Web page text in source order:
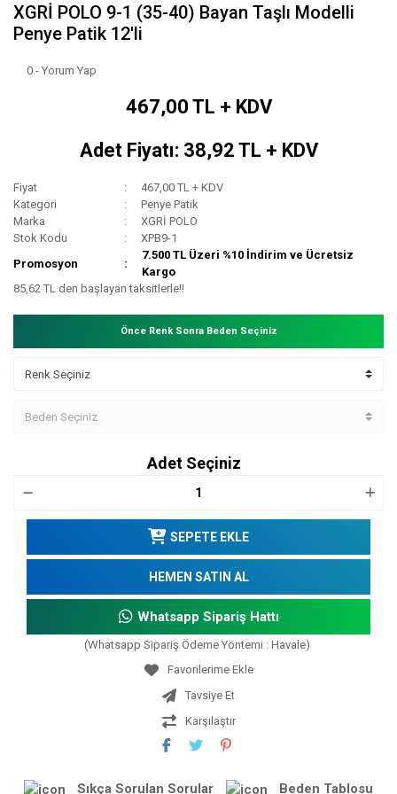
XGRİ POLO 9-1 (35-40) Bayan Taşlı Modelli
Penye Patik 12'li
0 - Yorum Yap
467,00 TL + KDV
Adet Fiyatı: 38,92 TL + KDV
Fiyat
467,00 TL + KDV
Kategori
Penye Patik
Marka
XGRİ POLO
Stok Kodu
XPB9-1
Promosyon
7.500 TL Üzeri %10 İndirim ve Ücretsiz
Kargo
85,62 TL den başlayan taksitlerle!!
Önce Renk Sonra Beden Seçiniz
Adet Seçiniz
SEPETE EKLE
HEMEN SATIN AL
Whatsapp Sipariş Hattı
(Whatsapp Sipariş Ödeme Yöntemi : Havale)
Tavsiye Et
Karşılaştır
Sıkça Sorulan Sorular Beden Tablosu